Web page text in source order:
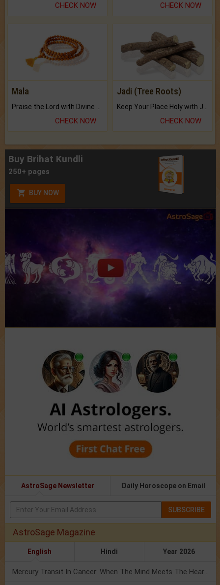
CHECK NOW CHECK NOW
Mala
CHECK NOW
Jadi (Tree Roots)
CHECK NOW
Buy Brihat Kundli
250+ pages
BUY NOW
AstroSage Newsletter Daily Horoscope on Email
SUBSCRIBE
AstroSage Magazine
English Hindi Year 2026
Mercury Transit In Cancer: When The Mind Meets The Heart!